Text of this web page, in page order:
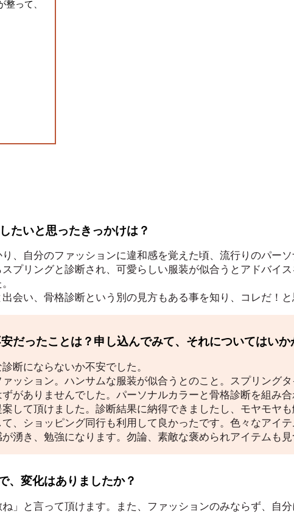
整って、
たいと思ったきっかけは？
、自分のファッションに違和感を覚えた頃、流行りのパー
プリングと診断され、可愛らしい服装が似合うとアドバイ
会い、骨格診断という別の見方もある事を知り、コレだ！と
だったことは？申し込んでみて、それについてはいか
断にならないか不安でした。
ッション。ハンサムな服装が似合うとのこと。スプリング
がありませんでした。パーソナルカラーと骨格診断を組み
して頂けました。診断結果に納得できましたし、モヤモヤも
、ショッピング同行も利用して良かったです。色々なアイ
湧き、勉強になります。勿論、素敵な褒められアイテムも見
、変化はありましたか？
」と言って頂けます。また、ファッションのみならず、自